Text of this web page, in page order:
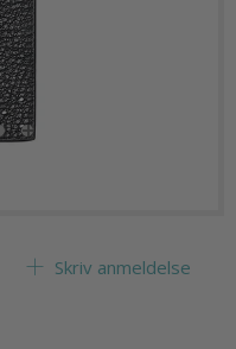
Skriv anmeldelse